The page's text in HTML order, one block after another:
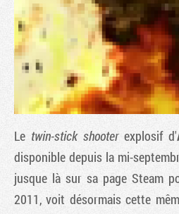
Le twin-stick shooterexplosif d'
disponible depuis la mi-
jusque là sur sa page Steam
2011, voit désormais cette